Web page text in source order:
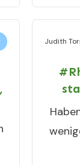
Judith